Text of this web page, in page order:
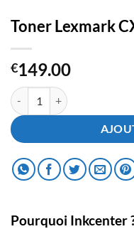
Toner Lexmark
€149.00
quantité de Toner Lexmark
Pourquoi Inkcenter